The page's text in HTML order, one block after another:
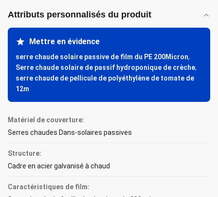
Attributs personnalisés du produit
Mettre en évidence
serre chaude solaire passive de film du PE 200Micron,
Serre chaude solaire de passif hydroponique de crèche,
serre chaude de pellicule de polyéthylène de tomate de
12m
Matériel de couverture:
Serres chaudes Dans-solaires passives
Structure:
Cadre en acier galvanisé à chaud
Caractéristiques de film: